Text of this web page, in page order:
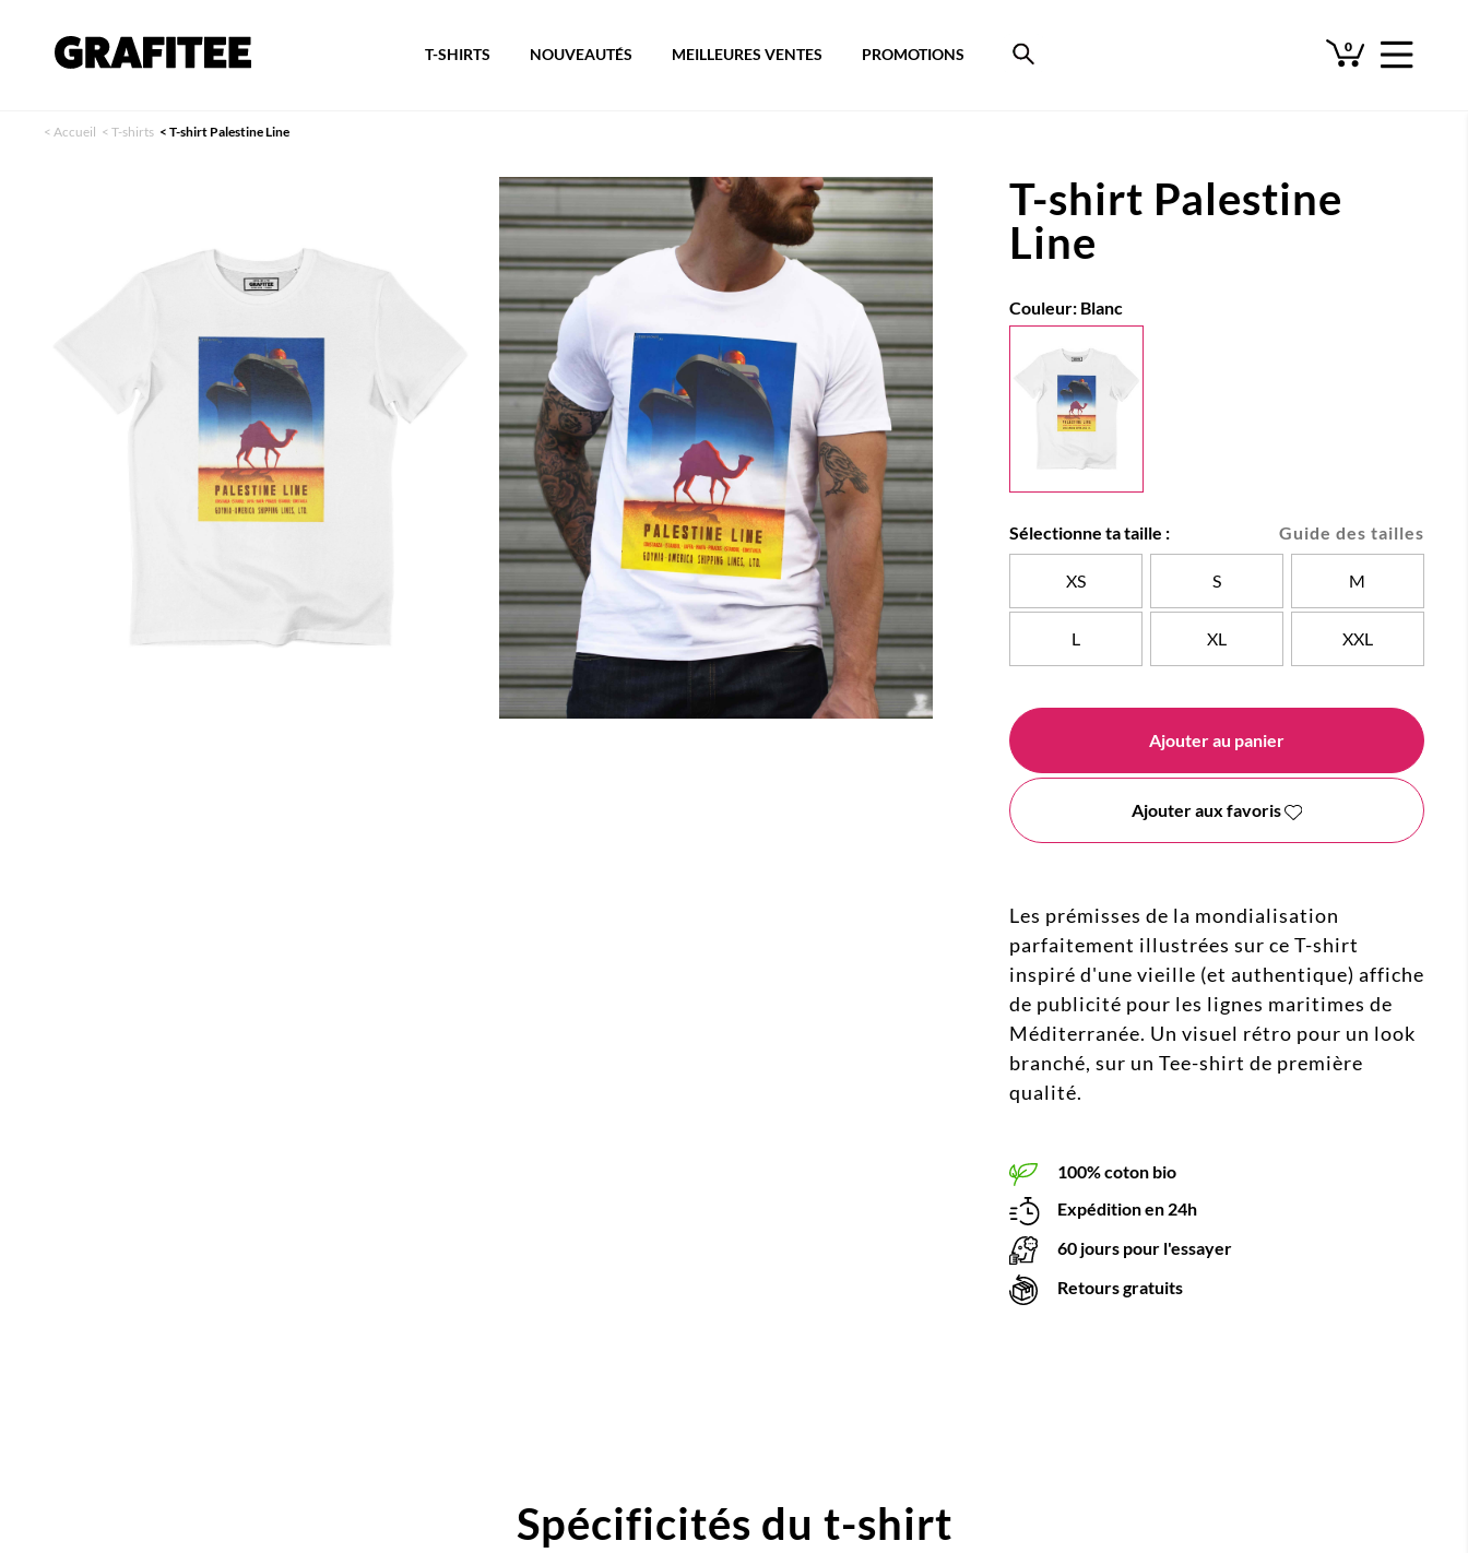
0
T-SHIRTS NOUVEAUTÉS MEILLEURES VENTES PROMOTIONS
< Accueil < T-shirts < T-shirt Palestine Line
T-shirt Palestine
Line
Couleur: Blanc
Guide des tailles
Sélectionne ta taille :
XS S M
L XL XXL
Ajouter au panier
Ajouter aux favoris
Les prémisses de la mondialisation
parfaitement illustrées sur ce T-shirt
inspiré d'une vieille (et authentique) affiche
de publicité pour les lignes maritimes de
Méditerranée. Un visuel rétro pour un look
branché, sur un Tee-shirt de première
qualité.
100% coton bio
Expédition en 24h
60 jours pour l'essayer
Retours gratuits
Spécificités du t-shirt